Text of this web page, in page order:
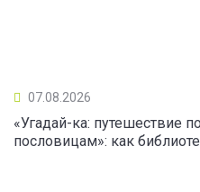
07.08.2026
«Угадай-ка: путешествие
пословицам»: как